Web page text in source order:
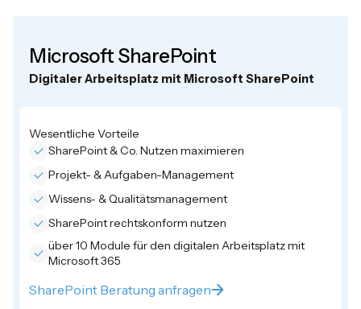
Microsoft SharePoint
Digitaler Arbeitsplatz mit Microsoft SharePoint
Wesentliche Vorteile
SharePoint & Co. Nutzen maximieren
Projekt- & Aufgaben-Management
Wissens- & Qualitätsmanagement
SharePoint rechtskonform nutzen
über 10 Module für den digitalen Arbeitsplatz mit
Microsoft 365
SharePoint Beratung anfragen